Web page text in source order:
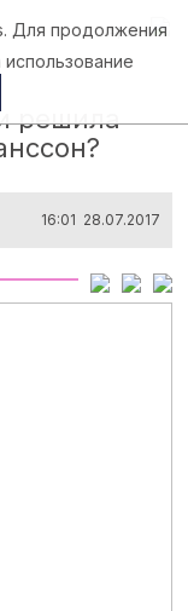
Афины
решила
16:01 28.07.2017
Для продолжения